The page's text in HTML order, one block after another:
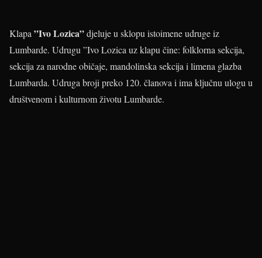
Klapa ”Ivo Lozica”djeluje u sklopu istoimene udruge iz
Lumbarde. Udrugu ”Ivo Lozica uz klapu čine: folklorna sekcija,
sekcija za narodne običaje, mandolinska sekcija i limena glazba
Lumbarda. Udruga broji preko 120. članova i ima ključnu ulogu u
društvenom i kulturnom životu Lumbarde.